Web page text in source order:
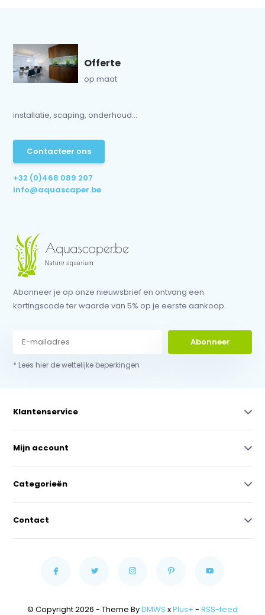
Offerte
op maat
installatie, scaping, onderhoud...
Contacteer ons
+32 (0)468 089 207
info@aquascaper.be
Abonneer je op onze nieuwsbrief en ontvang een
kortingscode ter waarde van 5% op je eerste aankoop.
Abonneer
* Lees hier de wettelijke beperkingen
Klantenservice
Mijn account
Categorieën
Contact
© Copyright 2026 - Theme ByDMWS xPlus+ - RSS-feed